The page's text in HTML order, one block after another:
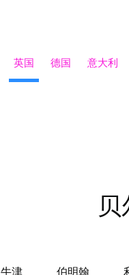
英国 德国 意大利
牛津 伯明翰